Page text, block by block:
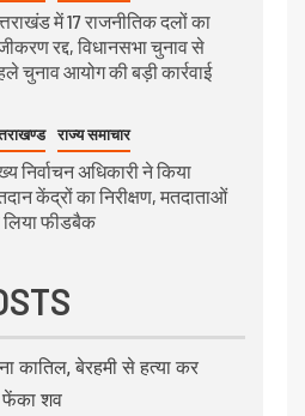
में 17 राजनीतिक दलों का
रद्द, विधानसभा चुनाव से
चुनाव आयोग की बड़ी कार्रवाई
राज्य समाचार
निर्वाचन अधिकारी ने किया
केंद्रों का निरीक्षण, मतदाताओं
फीडबैक
कातिल, बेरहमी से हत्या कर
फेंका शव